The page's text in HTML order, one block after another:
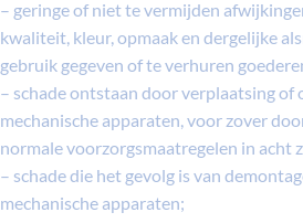
– geringe of niet te vermijden
kwaliteit, kleur, opmaak en dergelijke
gebruik gegeven of te verhuren
– schade ontstaan door verplaatsing of
mechanische apparaten, voor zover
normale voorzorgsmaatregelen in acht
– schade die het gevolg is van
mechanische apparaten;